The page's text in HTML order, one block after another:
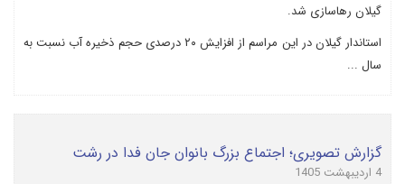
گیلان رهاسازی شد.
استاندار گیلان در این مراسم از افزایش ۲۰ درصدی حجم ذخیره آب نسبت به
سال ...
گزارش تصویری؛ اجتماع بزرگ بانوان جان فدا در رشت
4 اردیبهشت 1405